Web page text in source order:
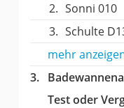
Sonni 010
Schulte
mehr
Test oder